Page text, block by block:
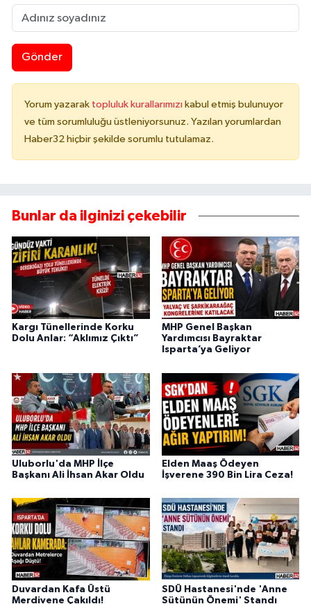
Gönder
Yorum yazarak topluluk kurallarımızı kabul etmiş bulunuyor
ve tüm sorumluluğu üstleniyorsunuz. Yazılan yorumlardan
Haber32 hiçbir şekilde sorumlu tutulamaz.
Bunlar da ilginizi çekebilir
Kargı Tünellerinde Korku
Dolu Anlar: “Aklımız Çıktı”
MHP Genel Başkan
Yardımcısı Bayraktar
Isparta’ya Geliyor
Uluborlu'da MHP İlçe
Başkanı Ali İhsan Akar Oldu
Elden Maaş Ödeyen
İşverene 390 Bin Lira Ceza!
Duvardan Kafa Üstü
Merdivene Çakıldı!
SDÜ Hastanesi'nde 'Anne
Sütünün Önemi' Standı